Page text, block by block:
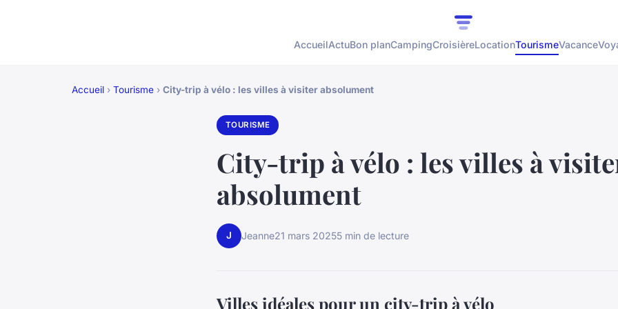
AccueilActuBon planCampingCroisièreLocationTourismeVacance
Accueil › Tourisme › City-trip à vélo : les villes à visiter absolument
TOURISME
City-trip à vélo : les villes à
absolument
J Jeanne21 mars 20255 min de lecture
Villes idéales pour un city-trip à vélo